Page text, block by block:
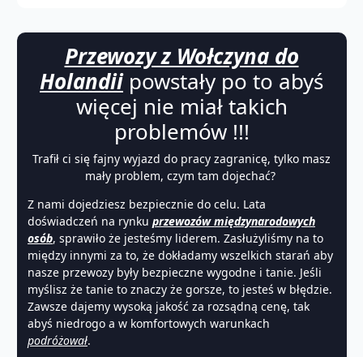
Przewozy z Wołczyna do
Holandiipowstały po to abyś
więcej nie miał takich
problemów !!!
Trafił ci się fajny wyjazd do pracy zagranicę, tylko masz
mały problem, czym tam dojechać?
Z nami dojedziesz bezpiecznie do celu. Lata
doświadczeń na rynku przewozów międzynarodowych
osób, sprawiło że jesteśmy liderem. Zasłużyliśmy na to
między innymi za to, że dokładamy wszelkich starań aby
nasze przewozy były bezpieczne wygodne i tanie. Jeśli
myślisz że tanie to znaczy że gorsze, to jesteś w błędzie.
Zawsze dajemy wysoką jakość za rozsądną cenę, tak
abyś niedrogo a w komfortowych warunkach
podróżował.